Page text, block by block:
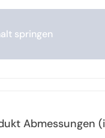
springen
Abmessungen